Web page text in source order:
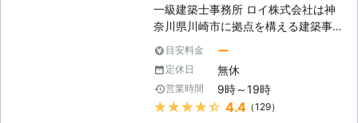
臭いもなく持続効果も高いためシロア
リを確実に駆除することができます。
そのため、ハチクサンは一級家屋や文
化財などのシロアリ駆除にも使用され
ています。 ③シロアリ駆除を株式会
社ALTで施工いただいた場合は、5年
間の再施工保証が付いています。 施
家づくりをお手伝いします！
一級建築士事務所 ロイ株式会社は神
奈川県川崎市に拠点を構える建築事務
所です。 リフォームを手掛ける傍
ら、害獣や害虫などの駆除作業にも対
応しております。 中でもシロアリ駆
除は、 ①5年間の保証付き ②作業中
に周辺を汚さぬよう養生を徹底！ ③
目安料金 ー
定休日 無休
営業時間 9時～19時
★★★★★ 4.4（129）